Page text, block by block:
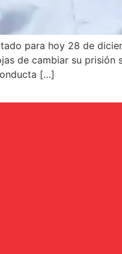
para hoy 28 de
de cambiar su
[…]